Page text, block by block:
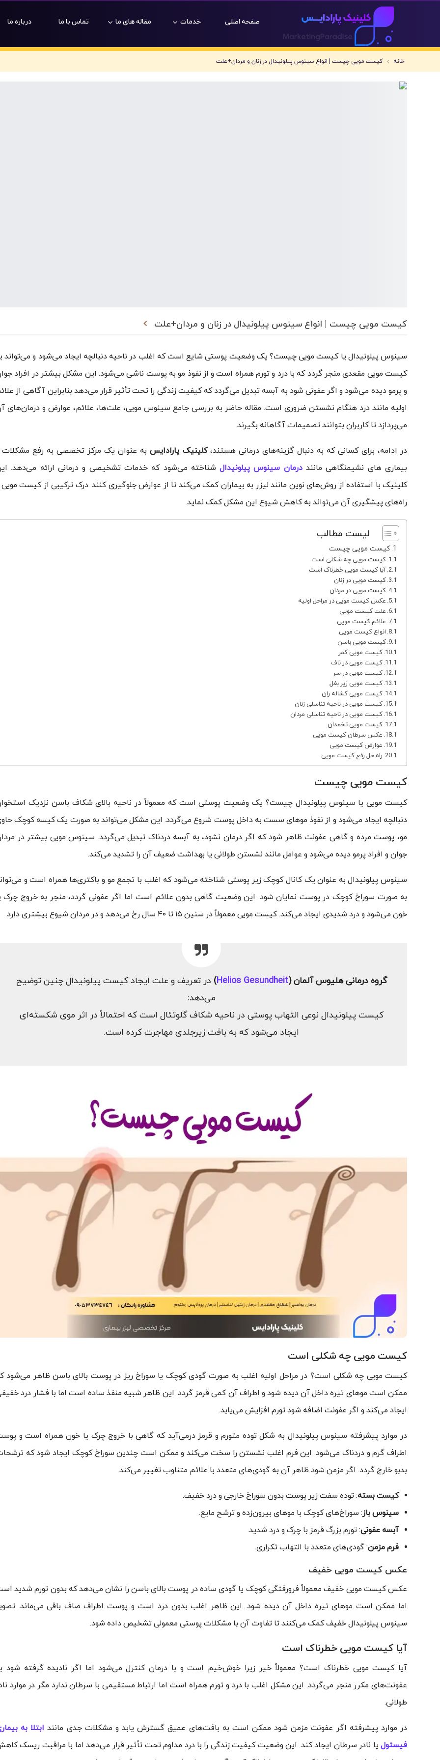
صفحه اصلی خدمات مقاله های ما تماس با ما درباره ما
خانه کیست مویی چیست | انواع سینوس پیلونیدال در زنان و مردان+علت
کیست مویی چیست | انواع سینوس پیلونیدال در زنان و مردان+علت
سینوس پیلونیدال یا کیست مویی چیست؟ یک وضعیت پوستی شایع است که اغلب در ناحیه دنبالچه ایجاد می‌شود و می‌تواند
کیست مویی مقعدی منجر گردد که با درد و تورم همراه است و از نفوذ مو به پوست ناشی می‌شود. این مشکل بیشتر در افراد
و پرمو دیده می‌شود و اگر عفونی شود به آبسه تبدیل می‌گردد که کیفیت زندگی را تحت تأثیر قرار می‌دهد بنابراین آگاهی از
اولیه مانند درد هنگام نشستن ضروری است. مقاله حاضر به بررسی جامع سینوس مویی، علت‌ها، علائم، عوارض و درمان‌های
می‌پردازد تا کاربران بتوانند تصمیمات آگاهانه بگیرند.
در ادامه، برای کسانی که به دنبال گزینه‌های درمانی هستند،کلینیک پارادایسبه عنوان یک مرکز تخصصی به رفع مشکلات
بیماری های نشیمنگاهی ماننددرمان سینوس پیلونیدالشناخته می‌شود که خدمات تشخیصی و درمانی ارائه می‌دهد.
کلینیک با استفاده از روش‌های نوین مانند لیزر به بیماران کمک می‌کند تا از عوارض جلوگیری کنند. درک ترکیبی از کیست
راه‌های پیشگیری آن می‌تواند به کاهش شیوع این مشکل کمک نماید.
لیست مطالب
کیست مویی چیست
کیست مویی چه شکلی است
آیا کیست مویی خطرناک است
کیست مویی در زنان
کیست مویی در مردان
عکس کیست مویی در مراحل اولیه
علت کیست مویی
علائم کیست مویی
انواع کیست مویی
کیست مویی باسن
کیست مویی کمر
کیست مویی در ناف
کیست مویی در سر
کیست مویی زیر بغل
کیست مویی کشاله ران
کیست مویی در ناحیه تناسلی زنان
کیست مویی در ناحیه تناسلی مردان
کیست مویی تخمدان
عکس سرطان کیست مویی
عوارض کیست مویی
راه حل رفع کیست مویی
کیست مویی چیست
کیست مویی یا سینوس پیلونیدال چیست؟ یک وضعیت پوستی است که معمولاً در ناحیه بالای شکاف باسن نزدیک
دنبالچه ایجاد می‌شود و از نفوذ موهای سست به داخل پوست شروع می‌گردد. این مشکل می‌تواند به صورت یک کیسه کوچک
مو، پوست مرده و گاهی عفونت ظاهر شود که اگر درمان نشود، به آبسه دردناک تبدیل می‌گردد. سینوس مویی بیشتر در
جوان و افراد پرمو دیده می‌شود و عوامل مانند نشستن طولانی یا بهداشت ضعیف آن را تشدید می‌کند.
سینوس پیلونیدال به عنوان یک کانال کوچک زیر پوستی شناخته می‌شود که اغلب با تجمع مو و باکتری‌ها همراه است و
به صورت سوراخ کوچک در پوست نمایان شود. این وضعیت گاهی بدون علائم است اما اگر عفونی گردد، منجر به خروج چرک
خون می‌شود و درد شدیدی ایجاد می‌کند. کیست مویی معمولاً در سنین ۱۵ تا ۴۰ سال رخ می‌دهد و در مردان شیوع بیشتری دارد.
گروه درمانی هلیوس آلمان (Helios Gesundheit
) در تعریف و علت ایجاد کیست پیلونیدال چنین توضیح
می‌دهد:
کیست پیلونیدال نوعی التهاب پوستی در ناحیه شکاف گلوتئال است که احتمالاً در اثر موی شکسته‌ای
ایجاد می‌شود که به بافت زیرجلدی مهاجرت کرده است.
کیست مویی چه شکلی است
کیست مویی چه شکلی است؟ در مراحل اولیه اغلب به صورت گودی کوچک یا سوراخ ریز در پوست بالای باسن ظاهر می‌شود
ممکن است موهای تیره داخل آن دیده شود و اطراف آن کمی قرمز گردد. این ظاهر شبیه منفذ ساده است اما با فشار درد
ایجاد می‌کند و اگر عفونت اضافه شود تورم افزایش می‌یابد.
در موارد پیشرفته سینوس پیلونیدال به شکل توده متورم و قرمز درمی‌آید که گاهی با خروج چرک یا خون همراه است و
اطراف گرم و دردناک می‌شود. این فرم اغلب نشستن را سخت می‌کند و ممکن است چندین سوراخ کوچک ایجاد شود که
بدبو خارج گردد. اگر مزمن شود ظاهر آن به گودی‌های متعدد با علائم متناوب تغییر می‌کند.
کیست بسته: توده سفت زیر پوست بدون سوراخ خارجی و درد خفیف.
سینوس باز: سوراخ‌های کوچک با موهای بیرون‌زده و ترشح مایع.
آبسه عفونی: تورم بزرگ قرمز با چرک و درد شدید.
فرم مزمن: گودی‌های متعدد با التهاب تکراری.
عکس کیست مویی خفیف
عکس کیست مویی خفیف معمولاً فرورفتگی کوچک یا گودی ساده در پوست بالای باسن را نشان می‌دهد که بدون تورم شدید
اما ممکن است موهای تیره داخل آن دیده شود. این ظاهر اغلب بدون درد است و پوست اطراف صاف باقی می‌ماند.
سینوس پیلونیدال خفیف کمک می‌کنند تا تفاوت آن با مشکلات پوستی معمولی تشخیص داده شود.
آیا کیست مویی خطرناک است
آیا کیست مویی خطرناک است؟ معمولاً خیر زیرا خوش‌خیم است و با درمان کنترل می‌شود اما اگر نادیده گرفته شود
عفونت‌های مکرر منجر می‌گردد. این مشکل اغلب با درد و تورم همراه است اما ارتباط مستقیمی با سرطان ندارد مگر در موارد
طولانی.
در موارد پیشرفته اگر عفونت مزمن شود ممکن است به بافت‌های عمیق گسترش یابد و مشکلات جدی مانند ابتلا به
فیستول یا نادر سرطان ایجاد کند. این وضعیت کیفیت زندگی را با درد مداوم تحت تأثیر قرار می‌دهد اما با مراقبت ریسک